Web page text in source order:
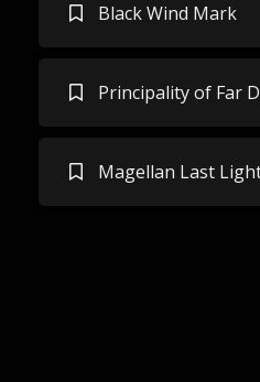
Black Wind Mark
Principality of Far
Magellan Last